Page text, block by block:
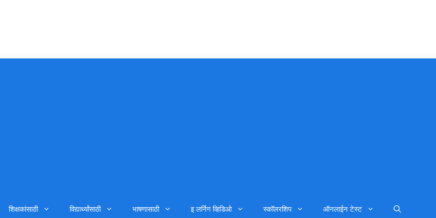
शिक्षकांसाठी विद्यार्थ्यांसाठी भाषणासाठी इ लर्निग व्हिडिओ स्कॉलरशिप ऑनलाईन टेस्ट